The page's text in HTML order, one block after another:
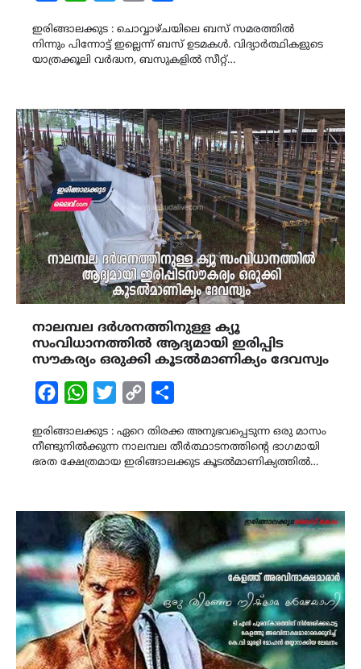
ഇരിങ്ങാലക്കുട : ചൊവ്വാഴ്ചയിലെ ബസ് സമരത്തിൽ
നിന്നും പിന്നോട്ട് ഇല്ലെന്ന് ബസ് ഉടമകൾ. വിദ്യാർത്ഥികളുടെ
യാത്രക്കൂലി വർദ്ധന, ബസുകളിൽ സീറ്റ്…
നാലമ്പല ദർശനത്തിനുള്ള ക്യൂ
സംവിധാനത്തിൽ ആദ്യമായി ഇരിപ്പിട
സൗകര്യം ഒരുക്കി കൂടൽമാണിക്യം ദേവസ്വം
FacebookWhatsAppTwitterCopy
ഇരിങ്ങാലക്കുട : ഏറെ തിരക്ക അനുഭവപ്പെടുന്ന ഒരു മാസം
നീണ്ടുനിൽക്കുന്ന നാലമ്പല തീർത്ഥാടനത്തിന്റെ ഭാഗമായി
ഭരത ക്ഷേത്രമായ ഇരിങ്ങാലക്കുട കൂടൽമാണിക്യത്തിൽ…